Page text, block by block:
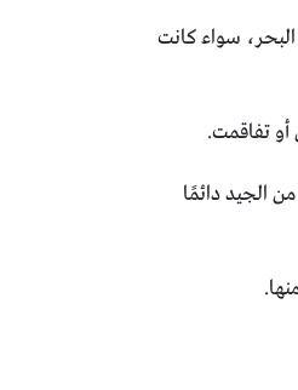
سواء كانت
أو تفاقمت.
الجيد دائمًا